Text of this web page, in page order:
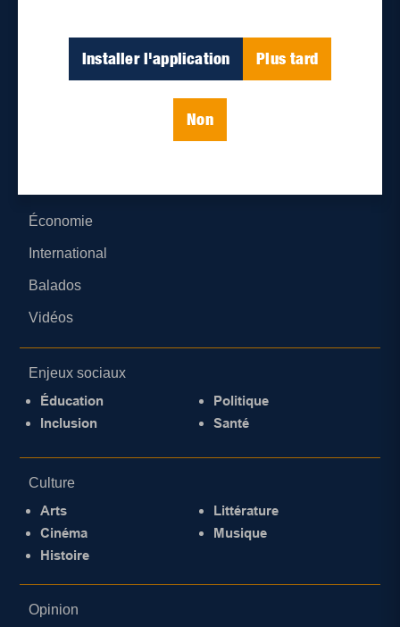
Installer l'application Plus tard
Non
Économie
International
Balados
Vidéos
Enjeux sociaux
Éducation
Inclusion
Politique
Santé
Culture
Arts
Cinéma
Histoire
Littérature
Musique
Opinion